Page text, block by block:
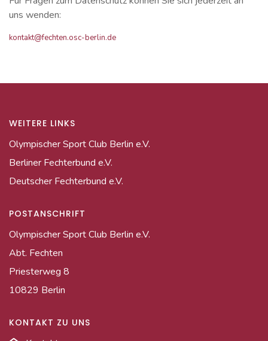
uns wenden:
kontakt@fechten.osc-berlin.de
WEITERE LINKS
Olympischer Sport Club Berlin e.V.
Berliner Fechterbund e.V.
Deutscher Fechterbund e.V.
POSTANSCHRIFT
Olympischer Sport Club Berlin e.V.
Abt. Fechten
Priesterweg 8
10829 Berlin
KONTAKT ZU UNS